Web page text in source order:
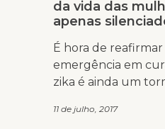
da vida das
apenas
É hora de
emergência em
zika é ainda um
11 de julho, 2017